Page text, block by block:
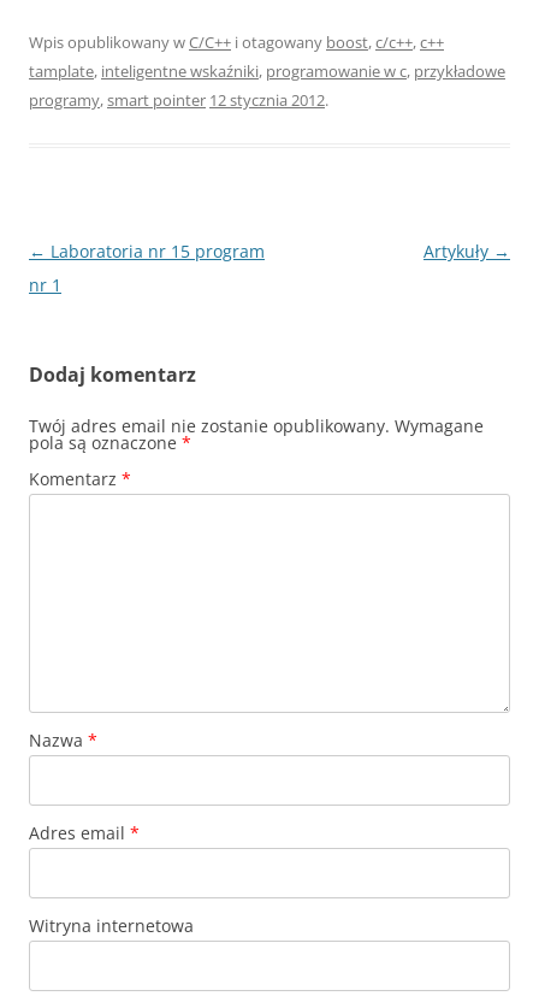
Wpis opublikowany wC/C++ i otagowany boost,c/c++,c++
tamplate, inteligentne wskaźniki, programowanie w c, przykładowe
programy,smart pointer 12 stycznia 2012.
Nawigacja
wpisu
← Laboratoria nr 15 program
nr 1
Artykuły →
Dodaj komentarz
Twój adres email nie zostanie opublikowany. Wymagane
pola są oznaczone *
Komentarz *
Nazwa *
Adres email *
Witryna internetowa